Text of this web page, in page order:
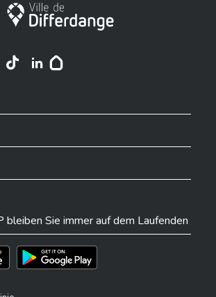
Stadt Differdingen
sur Instagram
bleiben Sie immer auf dem Laufenden
sur l'App Store
Téléchargez l'app sur Play Store